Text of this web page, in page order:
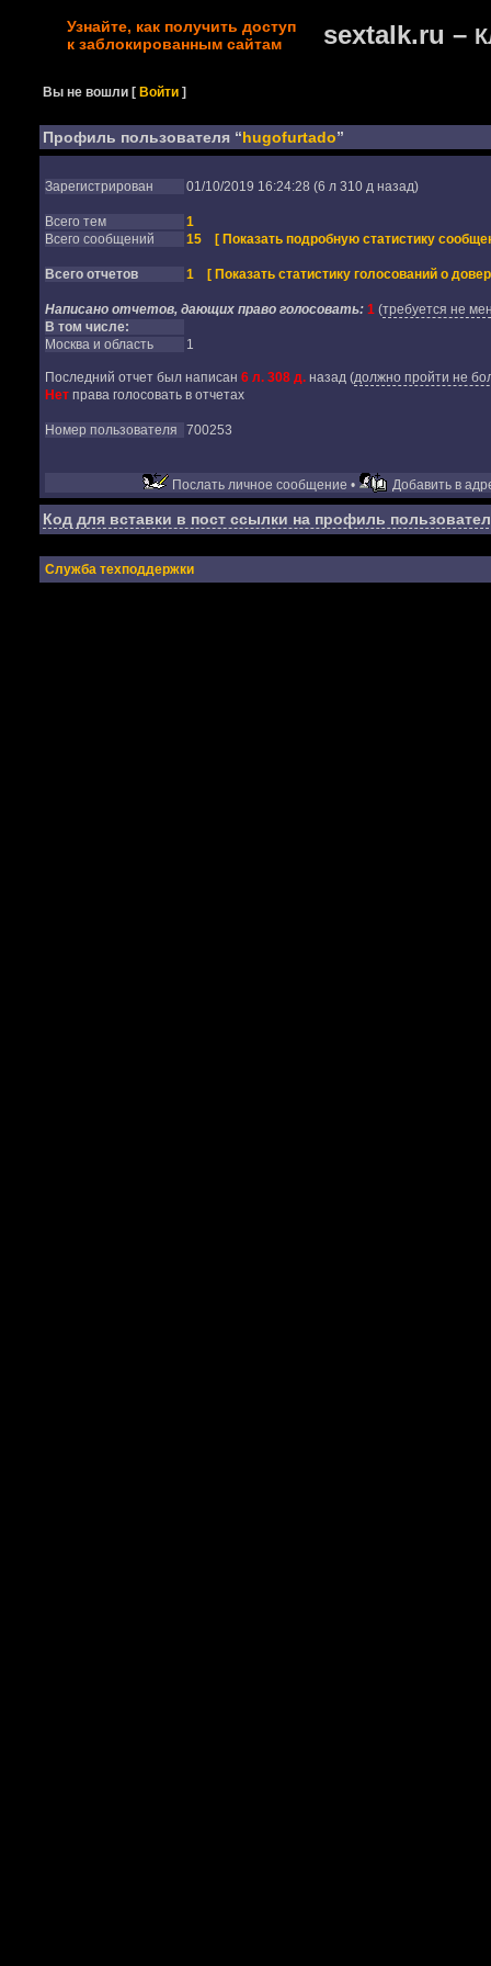
Узнайте, как получить доступ
к заблокированным сайтам
sextalk.ru –
Вы не вошли [Войти ]
Профиль пользователя “hugofurtado”
Зарегистрирован 01/10/2019 16:24:28 (6 л 310 д назад)
Всего тем
1
Всего сообщений
15 [ Показать подробную статистику
Всего отчетов 1 [ Показать статистику голосований о
Написано отчетов, дающих право голосовать: 1(требуется не
В том числе:
Москва и область
1
Последний отчет был написан 6 л. 308 д.назад(должно пройти не
Нетправа голосовать в отчетах
Номер пользователя 700253
Послать личное сообщение • Добавить в
Код для вставки в пост ссылки на профиль
Служба техподдержки